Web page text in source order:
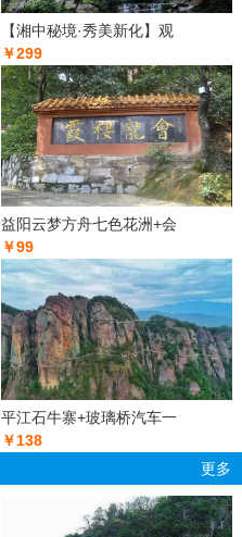
【湘中秘境·秀美新化】观
￥299
益阳云梦方舟七色花洲+会
￥99
平江石牛寨+玻璃桥汽车一
￥138
更多